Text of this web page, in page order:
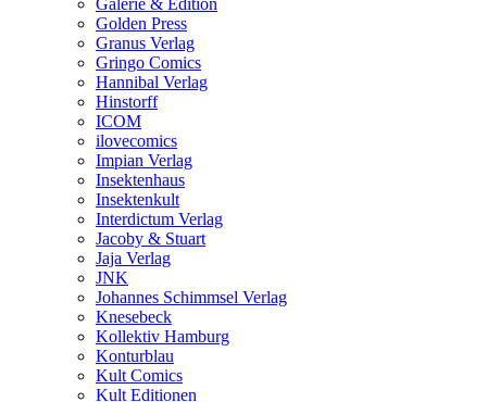
Galerie & Edition
Golden Press
Granus Verlag
Gringo Comics
Hannibal Verlag
Hinstorff
ICOM
ilovecomics
Impian Verlag
Insektenhaus
Insektenkult
Interdictum Verlag
Jacoby & Stuart
Jaja Verlag
JNK
Johannes Schimmsel Verlag
Knesebeck
Kollektiv Hamburg
Konturblau
Kult Comics
Kult Editionen